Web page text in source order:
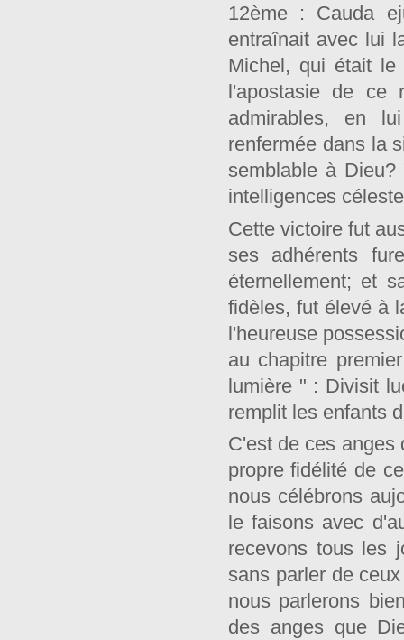
12ème : Cauda
entraînait avec lui
Michel, qui était
l'apostasie de ce
admirables, en
renfermée dans la
semblable à
intelligences
Cette victoire fut
ses adhérents
éternellement; et
fidèles, fut élevé à
l'heureuse
au chapitre
lumière " : Divisit
remplit les enfants
C'est de ces anges
propre fidélité de
nous célébrons
le faisons avec
recevons tous les
sans parler de
nous parlerons
des anges que